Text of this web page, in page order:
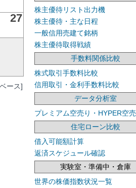
27
ース]
株主優待リスト出力機
株主優待・主な日程
一般信用売建て銘柄
株主優待取得戦績
手数料関係比較
株式取引手数料比較
信用取引・金利手数料比較
データ分析室
プレミアム空売り・HYPER空売
住宅ローン比較
借入可能額計算
返済スケジュール確認
実験室・準備中・倉庫
世界の株価指数状況一覧